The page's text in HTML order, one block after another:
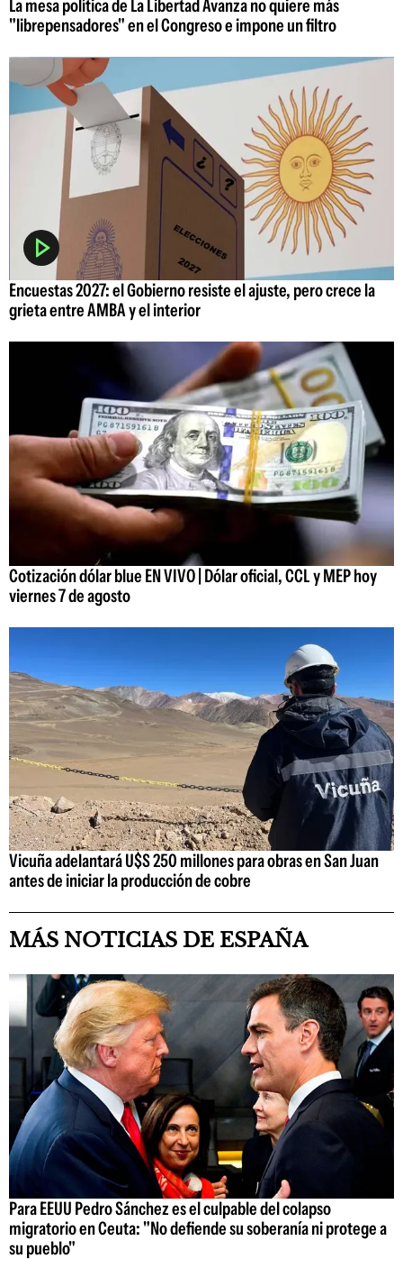
La mesa política de La Libertad Avanza no quiere más
"librepensadores" en el Congreso e impone un filtro
Encuestas 2027: el Gobierno resiste el ajuste, pero crece la
grieta entre AMBA y el interior
Cotización dólar blue EN VIVO | Dólar oficial, CCL y MEP hoy
viernes 7 de agosto
Vicuña adelantará U$S 250 millones para obras en San Juan
antes de iniciar la producción de cobre
MÁS NOTICIAS DE ESPAÑA
Para EEUU Pedro Sánchez es el culpable del colapso
migratorio en Ceuta: "No defiende su soberanía ni protege a
su pueblo"